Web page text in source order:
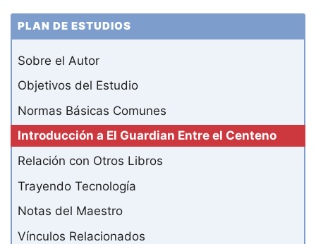
PLAN DE ESTUDIOS
Sobre el Autor
Objetivos del Estudio
Normas Básicas Comunes
Introducción a El Guardian Entre el Centeno
Relación con Otros Libros
Trayendo Tecnología
Notas del Maestro
Vínculos Relacionados